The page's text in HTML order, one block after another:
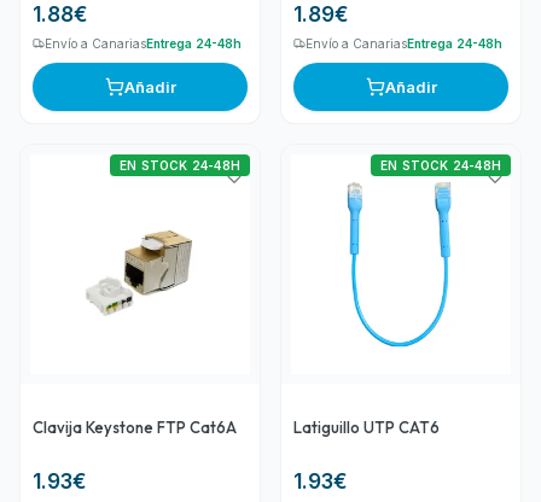
1.88€
Envío a CanariasEntrega 24-48h
Añadir
1.89€
Envío a CanariasEntrega 24-48h
Añadir
Clavija Keystone FTP Cat6A
1.93€
EN STOCK 24-48H
Latiguillo UTP CAT6
1.93€
EN STOCK 24-48H